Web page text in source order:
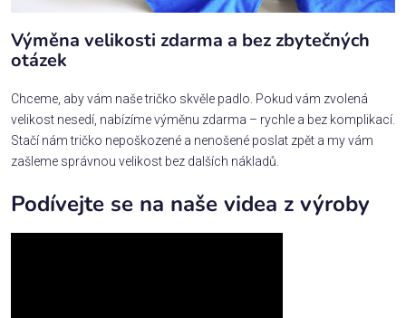
Výměna velikosti zdarma a bez zbytečných
otázek
Chceme, aby vám naše tričko skvěle padlo. Pokud vám zvolená
velikost nesedí, nabízíme výměnu zdarma – rychle a bez komplikací.
Stačí nám tričko nepoškozené a nenošené poslat zpět a my vám
zašleme správnou velikost bez dalších nákladů.
Podívejte se na naše videa z výroby